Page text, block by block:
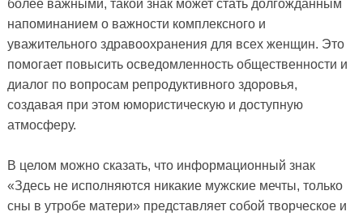
более важными, такой знак может стать долгожданным
напоминанием о важности комплексного и
уважительного здравоохранения для всех женщин. Это
помогает повысить осведомленность общественности и
диалог по вопросам репродуктивного здоровья,
создавая при этом юмористическую и доступную
атмосферу.
В целом можно сказать, что информационный знак
«Здесь не исполняются никакие мужские мечты, только
сны в утробе матери» представляет собой творческое и